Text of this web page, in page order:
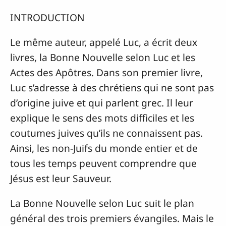
INTRODUCTION
Le même auteur, appelé Luc, a écrit deux
livres, la Bonne Nouvelle selon Luc et les
Actes des Apôtres. Dans son premier livre,
Luc s’adresse à des chrétiens qui ne sont pas
d’origine juive et qui parlent grec. Il leur
explique le sens des mots difficiles et les
coutumes juives qu’ils ne connaissent pas.
Ainsi, les non-Juifs du monde entier et de
tous les temps peuvent comprendre que
Jésus est leur Sauveur.
La Bonne Nouvelle selon Luc suit le plan
général des trois premiers évangiles. Mais le